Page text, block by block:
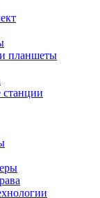
планшеты